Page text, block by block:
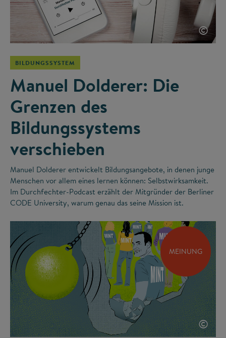
©
BILDUNGSSYSTEM
Manuel Dolderer: Die
Grenzen des
Bildungssystems
verschieben
Manuel Dolderer entwickelt Bildungsangebote, in denen junge
Menschen vor allem eines lernen können: Selbstwirksamkeit.
Im Durchfechter-Podcast erzählt der Mitgründer der Berliner
CODE University, warum genau das seine Mission ist.
MEINUNG
©